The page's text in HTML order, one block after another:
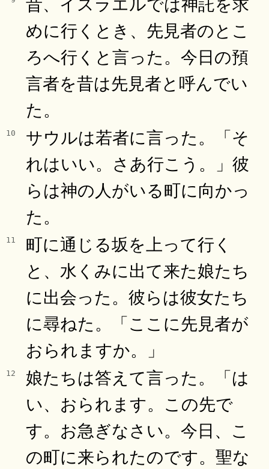
めに行くとき、先見者のとこ
ろへ行くと言った。今日の預
言者を昔は先見者と呼んでい
た。
10
サウルは若者に言った。「そ
れはいい。さあ行こう。」彼
らは神の人がいる町に向かっ
た。
11
町に通じる坂を上って行く
と、水くみに出て来た娘たち
に出会った。彼らは彼女たち
に尋ねた。「ここに先見者が
おられますか。」
12
娘たちは答えて言った。「は
い、おられます。この先で
す。お急ぎなさい。今日、こ
の町に来られたのです。聖な